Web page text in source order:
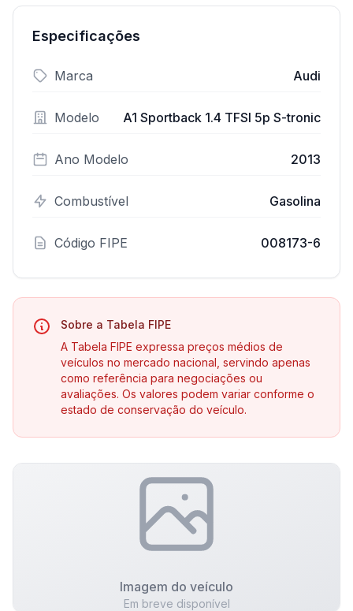
Especificações
Marca Audi
Modelo A1 Sportback 1.4 TFSI 5p S-tronic
Ano Modelo 2013
Combustível Gasolina
Código FIPE 008173-6
Sobre a Tabela FIPE
A Tabela FIPE expressa preços médios de
veículos no mercado nacional, servindo apenas
como referência para negociações ou
avaliações. Os valores podem variar conforme o
estado de conservação do veículo.
Imagem do veículo
Em breve disponível